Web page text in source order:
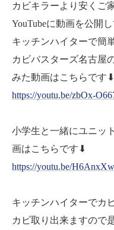
カビキラーより安くご
YouTubeに動画を公開し
キッチンハイターで簡
カビバスターズ名古屋
みた動画はこちらです⬇
https://youtu.be/zbOx-
小学生と一緒にユニッ
画はこちらです⬇
https://youtu.be/
キッチンハイターでカ
カビ取り出来ますので